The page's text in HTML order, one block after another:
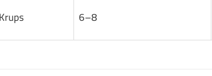
Krups 6–8